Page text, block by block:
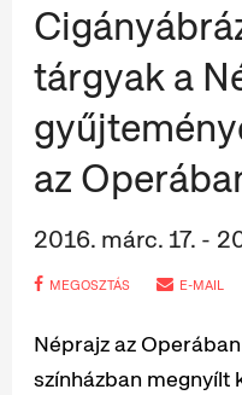
tárgyak a
az
2016. márc. 17. -
MEGOSZTÁS E-MAIL
Néprajz az
színházban megnyílt